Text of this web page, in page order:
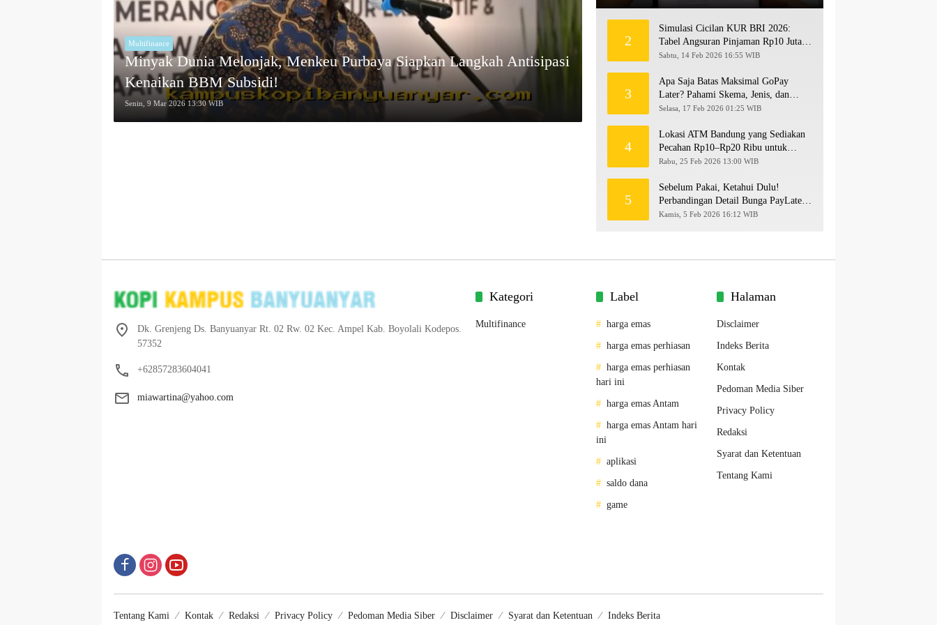
Multifinance
Minyak Dunia Melonjak, Menkeu Purbaya Siapkan Langkah Antisipasi
Kenaikan BBM Subsidi!
Senin, 9 Mar 2026 13:30 WIB
2
Simulasi Cicilan KUR BRI 2026:
Tabel Angsuran Pinjaman Rp10 Juta
hingga Rp500 Juta
Sabtu, 14 Feb 2026 16:55 WIB
3
Apa Saja Batas Maksimal GoPay
Later? Pahami Skema, Jenis, dan
Langkah Upgrade Limit
Selasa, 17 Feb 2026 01:25 WIB
4
Lokasi ATM Bandung yang Sediakan
Pecahan Rp10–Rp20 Ribu untuk
Persiapan THR 2026!
Rabu, 25 Feb 2026 13:00 WIB
5
Sebelum Pakai, Ketahui Dulu!
Perbandingan Detail Bunga PayLater
Kredivo, SPayLater, dan SPinjam
Kamis, 5 Feb 2026 16:12 WIB
Dk. Grenjeng Ds. Banyuanyar Rt. 02 Rw. 02 Kec. Ampel Kab. Boyolali Kodepos.
57352
+62857283604041
miawartina@yahoo.com
Kategori
Multifinance
Label
harga emas
harga emas perhiasan
harga emas perhiasan
hari ini
harga emas Antam
harga emas Antam hari
ini
aplikasi
saldo dana
game
Halaman
Disclaimer
Indeks Berita
Kontak
Pedoman Media Siber
Privacy Policy
Redaksi
Syarat dan Ketentuan
Tentang Kami
Tentang Kami Kontak Redaksi Privacy Policy Pedoman Media Siber Disclaimer Syarat dan Ketentuan Indeks Berita